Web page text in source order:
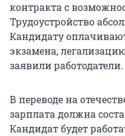
контракта с
Трудоустройство
Кандидату
экзамена,
заявили работодатели.
В переводе на
зарплата должна
Кандидат будет